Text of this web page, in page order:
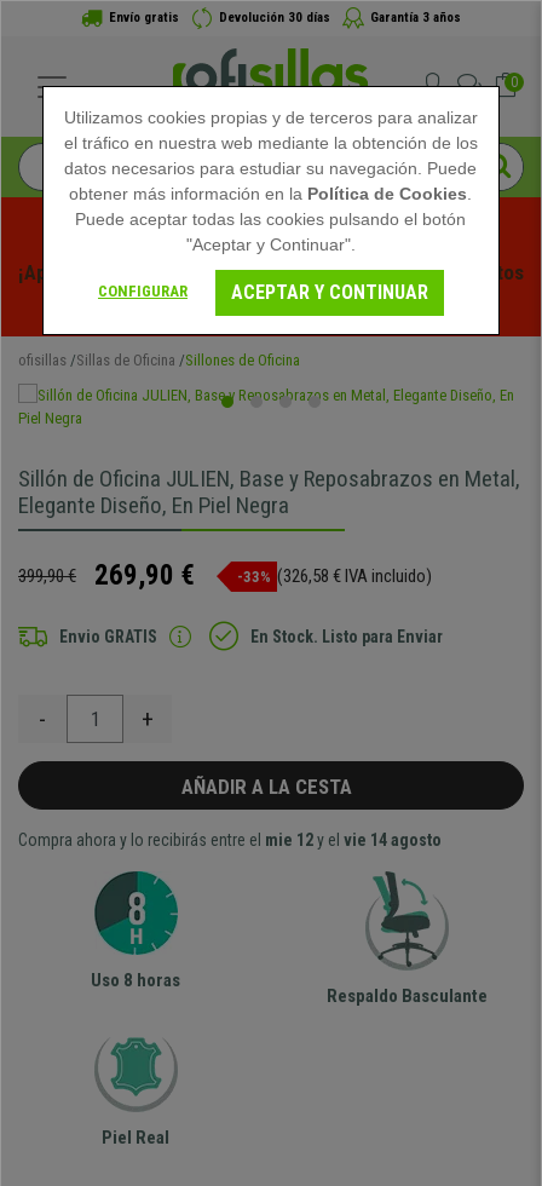
Envío gratis Devolución 30 días Garantía 3 años
0
¡Aprovecha las Rebajas de Verano en Ofisillas! Descuentos
Exclusivos por Tiempo Limitado - Ver Promo
ofisillas Sillas de Oficina Sillones de Oficina
Sillón de Oficina JULIEN, Base y Reposabrazos en Metal,
Elegante Diseño, En Piel Negra
399,90 € 269,90 € -33% (326,58 € IVA incluido)
Envio GRATIS En Stock. Listo para Enviar
- +
AÑADIR A LA CESTA
Compra ahora y lo recibirás entre el mie 12y el vie 14 agosto
Uso 8 horas
Respaldo Basculante
Piel Real
Utilizamos cookies propias y de terceros para analizar
el tráfico en nuestra web mediante la obtención de los
datos necesarios para estudiar su navegación. Puede
obtener más información en la Política de Cookies
Puede aceptar todas las cookies pulsando el botón
"Aceptar y Continuar".
CONFIGURAR ACEPTAR Y CONTINUAR